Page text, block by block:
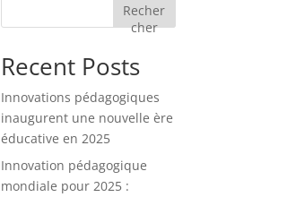
Recher
cher
Recent Posts
Innovations pédagogiques
inaugurent une nouvelle ère
éducative en 2025
Innovation pédagogique
mondiale pour 2025 :